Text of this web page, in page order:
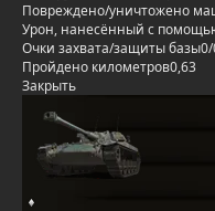
Повреждено/уничтожено
Урон, нанесённый с
Очки захвата/защиты базы
Пройдено километров0,63
Закрыть